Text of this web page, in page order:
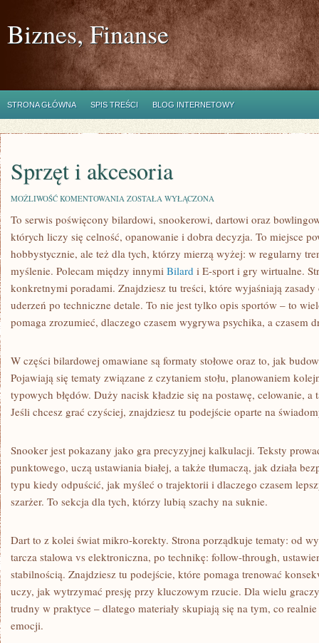
Biznes, Finanse
STRONA GŁÓWNA SPIS TREŚCI BLOG INTERNETOWY
Sprzęt i akcesoria
MOŻLIWOŚĆ KOMENTOWANIA SPRZĘT
AKCESORIA
ZOSTAŁA WYŁĄCZONA
To serwis poświęcony bilardowi, snookerowi, dartowi oraz
których liczy się celność, opanowanie i dobra decyzja. To miejsce
hobbystycznie, ale też dla tych, którzy mierzą wyżej: w regularny
myślenie. Polecam między innymi Bilard i E-sport i gry wirtualne.
konkretnymi poradami. Znajdziesz tu treści, które wyjaśniają
uderzeń po techniczne detale. To nie jest tylko opis sportów – to
pomaga zrozumieć, dlaczego czasem wygrywa psychika, a czasem
W części bilardowej omawiane są formaty stołowe oraz to, jak
Pojawiają się tematy związane z czytaniem stołu, planowaniem
typowych błędów. Duży nacisk kładzie się na postawę, celowanie,
Jeśli chcesz grać czyściej, znajdziesz tu podejście oparte na
Snooker jest pokazany jako gra precyzyjnej kalkulacji. Teksty
punktowego, uczą ustawiania białej, a także tłumaczą, jak działa
typu kiedy odpuścić, jak myśleć o trajektorii i dlaczego czasem
szarżer. To sekcja dla tych, którzy lubią szachy na suknie.
Dart to z kolei świat mikro-korekty. Strona porządkuje tematy: od
tarcza stalowa vs elektroniczna, po technikę: follow-through,
stabilnością. Znajdziesz tu podejście, które pomaga trenować
uczy, jak wytrzymać presję przy kluczowym rzucie. Dla wielu
trudny w praktyce – dlatego materiały skupiają się na tym, co
emocji.